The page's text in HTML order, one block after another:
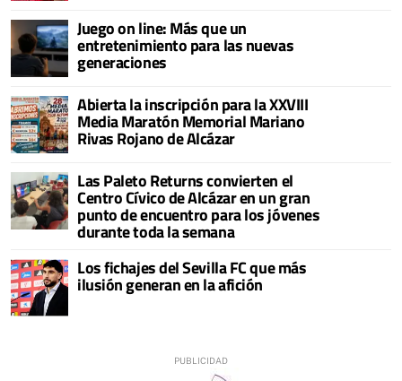
Juego on line: Más que un
entretenimiento para las nuevas
generaciones
Abierta la inscripción para la XXVIII
Media Maratón Memorial Mariano
Rivas Rojano de Alcázar
Las Paleto Returns convierten el
Centro Cívico de Alcázar en un gran
punto de encuentro para los jóvenes
durante toda la semana
Los fichajes del Sevilla FC que más
ilusión generan en la afición